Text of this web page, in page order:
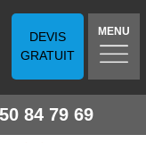
DEVIS
GRATUIT
MENU
84 79 69